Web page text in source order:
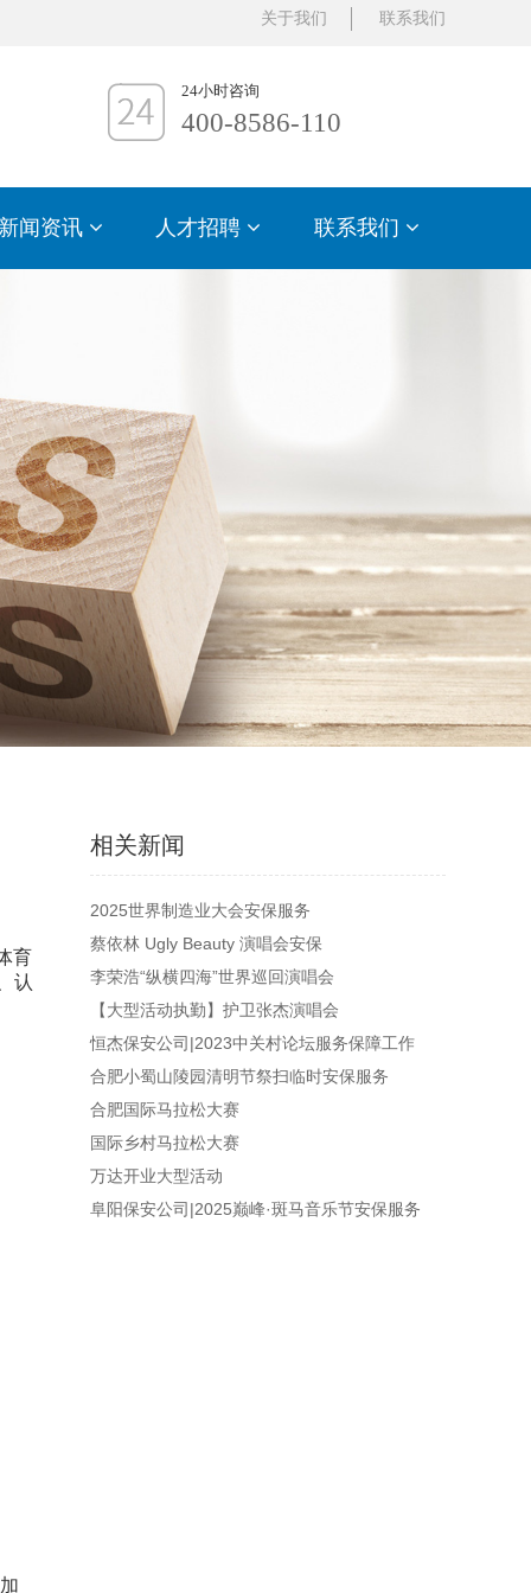
闻资讯 人才招聘 联系我们
关于我们 联系我们
400-8586-110
24小时咨询
育
认
相关新闻
2025世界制造业大会安保服务
蔡依林 Ugly Beauty 演唱会安保
李荣浩“纵横四海”世界巡回演唱会
【大型活动执勤】护卫张杰演唱会
恒杰保安公司|2023中关村论坛服务保障工作
合肥小蜀山陵园清明节祭扫临时安保服务
合肥国际马拉松大赛
国际乡村马拉松大赛
万达开业大型活动
阜阳保安公司|2025巅峰·斑马音乐节安保服务